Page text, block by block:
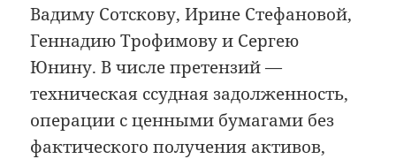
Вадиму Сотскову, Ирине Стефановой,
Геннадию Трофимову и Сергею
Юнину. В числе претензий —
техническая ссудная задолженность,
операции с ценными бумагами без
фактического получения активов,